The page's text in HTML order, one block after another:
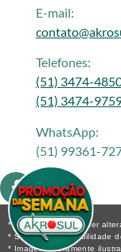
E-mail:
Telefones:
(51) 3474-
(51) 3474-
WhatsApp:
(51) 99361-
* Os preços podem ser
* Sujeito a disponibilidade
* Imagens meramente